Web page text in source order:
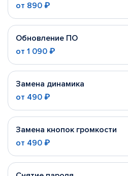
от 890 ₽
Обновление ПО
от 1 090 ₽
Замена динамика
от 490 ₽
Замена кнопок громкости
от 490 ₽